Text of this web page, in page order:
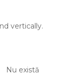
vertically.
Nu există